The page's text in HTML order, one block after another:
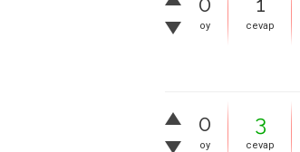
oy cevap
0
oy
3
cevap